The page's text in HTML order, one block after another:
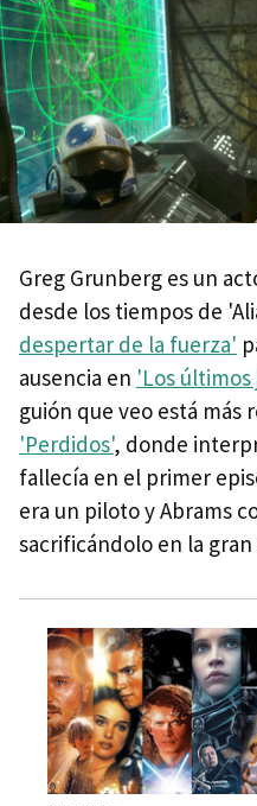
Greg Grunberg es un
desde los tiempos de
despertar de la fuerza'
ausencia en 'Los últimos
guión que veo está más
'Perdidos', donde
fallecía en el primer
era un piloto y Abrams
sacrificándolo en la